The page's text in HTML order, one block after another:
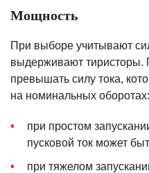
Мощность
При выборе учитывают
выдерживают тиристоры.
превышать силу тока,
на номинальных оборотах:
при простом
пусковой ток может
при тяжелом